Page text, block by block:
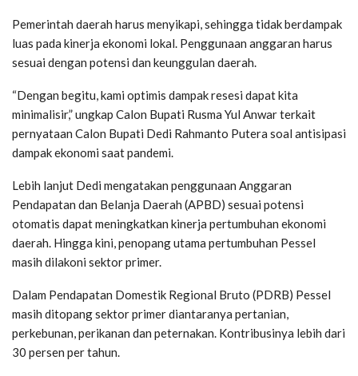
Pemerintah daerah harus menyikapi, sehingga tidak berdampak
luas pada kinerja ekonomi lokal. Penggunaan anggaran harus
sesuai dengan potensi dan keunggulan daerah.
“Dengan begitu, kami optimis dampak resesi dapat kita
minimalisir,” ungkap Calon Bupati Rusma Yul Anwar terkait
pernyataan Calon Bupati Dedi Rahmanto Putera soal antisipasi
dampak ekonomi saat pandemi.
Lebih lanjut Dedi mengatakan penggunaan Anggaran
Pendapatan dan Belanja Daerah (APBD) sesuai potensi
otomatis dapat meningkatkan kinerja pertumbuhan ekonomi
daerah. Hingga kini, penopang utama pertumbuhan Pessel
masih dilakoni sektor primer.
Dalam Pendapatan Domestik Regional Bruto (PDRB) Pessel
masih ditopang sektor primer diantaranya pertanian,
perkebunan, perikanan dan peternakan. Kontribusinya lebih dari
30 persen per tahun.